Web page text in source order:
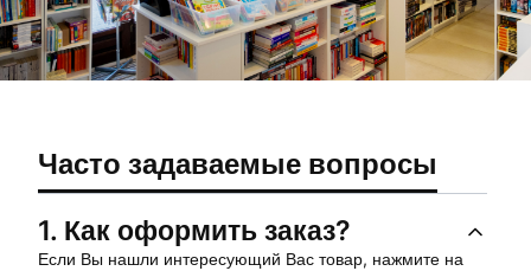
Часто задаваемые вопросы
1. Как оформить заказ?
Если Вы нашли интересующий Вас товар, нажмите на